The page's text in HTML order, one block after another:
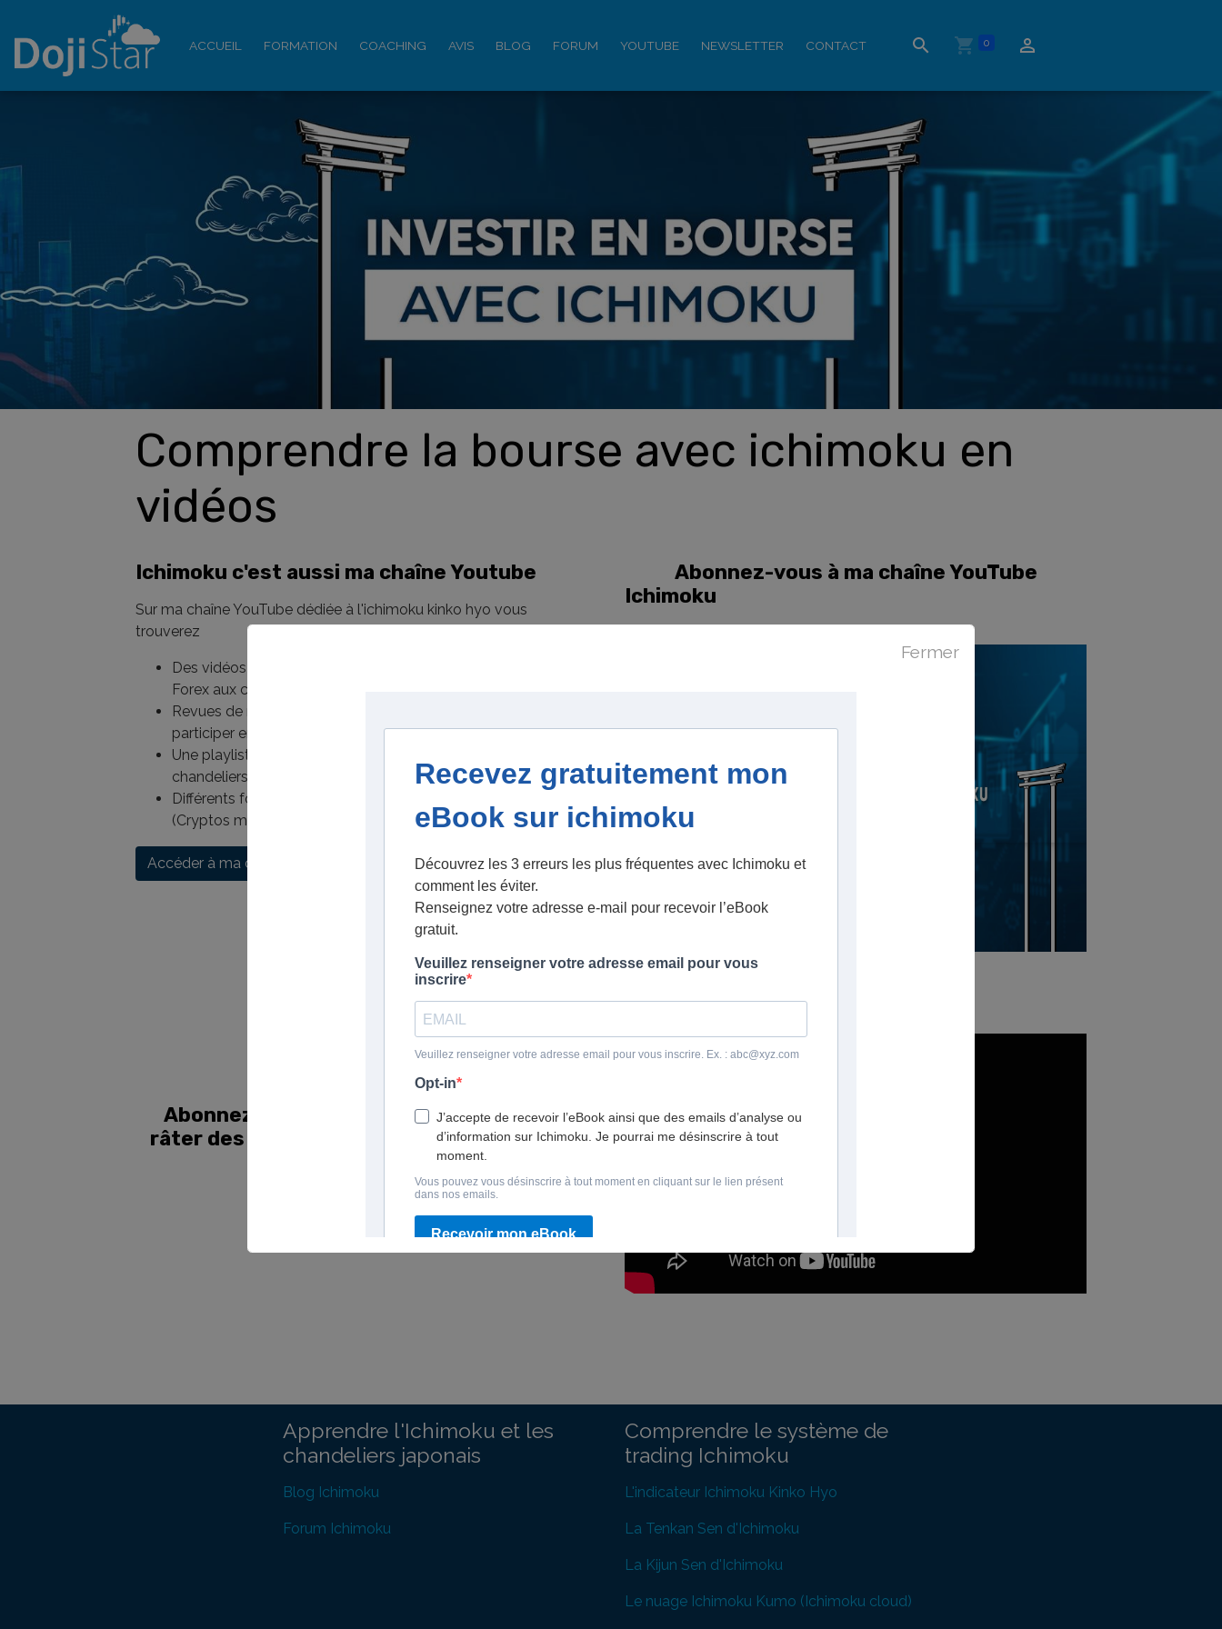
ACCUEIL FORMATION COACHING AVIS BLOG FORUM YOUTUBE NEWSLETTER CONTACT 0
Comprendre la bourse avec ichimoku en
vidéos
Ichimoku c'est aussi ma chaîne Youtube
Sur ma chaîne YouTube dédiée à l'ichimoku kinko hyo vous
trouverez
Des vidéos "revues de marché "consacrées aux actions, au
Forex aux cryptomonnaies et aux indices
Revues de marché auxquelles vous pouvez assister et
participer en direct
Une playlist de vidéos de formation et tutos ichimoku et
chandeliers japonais
Différents formats de vidéos d'analyses de tous les actifs
(Cryptos monnaies, actions, indices, Forex)
Accéder à ma chaîne YouTube Ichimoku
Abonnez-vous à ma chaîne YouTube
Ichimoku
Abonnez-vous aux playlists pour ne rien
râter des revues de marchés et des vidéos
thématiques Ichimoku
Apprendre l'Ichimoku et les
chandeliers japonais
Blog Ichimoku
Forum Ichimoku
Comprendre le système de
trading Ichimoku
L'indicateur Ichimoku Kinko Hyo
La Tenkan Sen d'Ichimoku
La Kijun Sen d'Ichimoku
Le nuage Ichimoku Kumo (Ichimoku cloud)
Fermer